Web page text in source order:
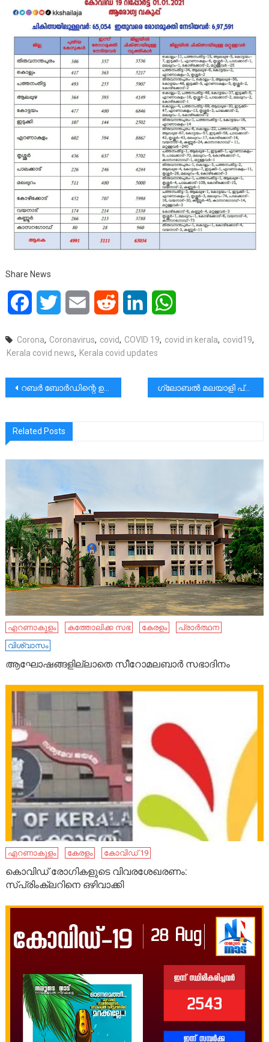
Share News
FacebookTwitter Email Reddit LinkedIn
Corona, Coronavirus, covid, COVID 19, covid in kerala, covid19,
Kerala covid news, Kerala covid updates
പോസ്റ്റുകളിലൂടെ
റബര്‍ ബോര്‍ഡിന്റെ ഉല്പാദന കണക്കുകള്‍ വിലയിടിക്കാനുള്ള കുതന്ത്രം: വി.സി.സെബാസ്റ്റ്യന്‍ ഗ്ലോബല്‍ മലയാളി പ്രസ് ക്ലബ് രൂപീകരിച്ചു|ജോര്‍ജ് കള്ളിവയലില്‍ ആഗോള പ്രസിഡന്റ്.|ജോര്‍ജ് കാക്കനാട്ട് ജനറല്‍ സെക്രട്ടറി
Related Posts
എറണാകുളം കത്തോലിക്ക സഭ കേരളം
പ്രാർത്ഥന
വിശ്വാസം
ആഘോഷങ്ങളില്ലാതെ സീറോമലബാര്‍ സഭാദിനം
എറണാകുളം കേരളം കോവിഡ് 19
കൊവിഡ് രോഗികളുടെ വിവരശേഖരണം:
സ്പ്രിംക്ലറിനെ ഒഴിവാക്കി